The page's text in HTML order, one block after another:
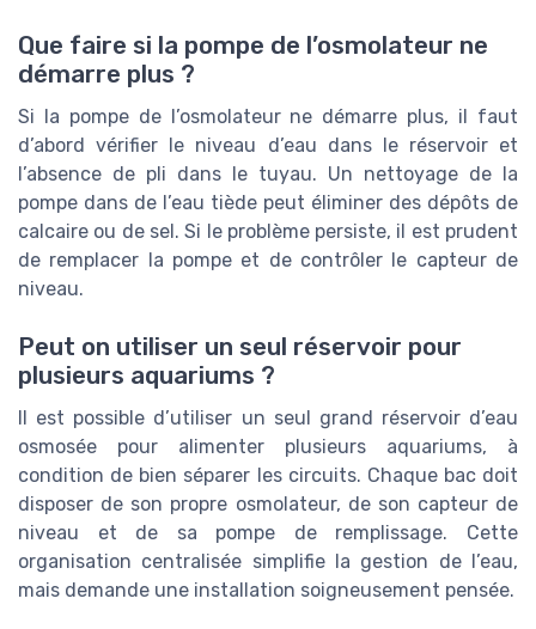
Que faire si la pompe de l’osmolateur ne
démarre plus ?
Si la pompe de l’osmolateur ne démarre plus, il faut
d’abord vérifier le niveau d’eau dans le réservoir et
l’absence de pli dans le tuyau. Un nettoyage de la
pompe dans de l’eau tiède peut éliminer des dépôts de
calcaire ou de sel. Si le problème persiste, il est prudent
de remplacer la pompe et de contrôler le capteur de
niveau.
Peut on utiliser un seul réservoir pour
plusieurs aquariums ?
Il est possible d’utiliser un seul grand réservoir d’eau
osmosée pour alimenter plusieurs aquariums, à
condition de bien séparer les circuits. Chaque bac doit
disposer de son propre osmolateur, de son capteur de
niveau et de sa pompe de remplissage. Cette
organisation centralisée simplifie la gestion de l’eau,
mais demande une installation soigneusement pensée.